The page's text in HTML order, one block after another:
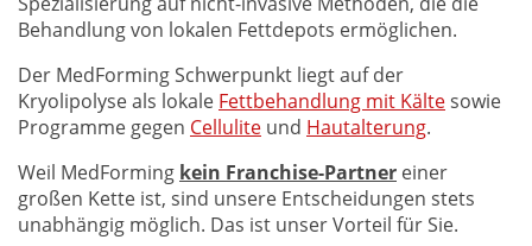
Behandlung von lokalen Fettdepots ermöglichen.
Der MedForming Schwerpunkt liegt auf der
Kryolipolyse als lokale Fettbehandlung mit Kältesowie
Programme gegen Cellulite und Hautalterung.
Weil MedForming kein Franchise-Partner einer
großen Kette ist, sind unsere Entscheidungen stets
unabhängig möglich. Das ist unser Vorteil für Sie.